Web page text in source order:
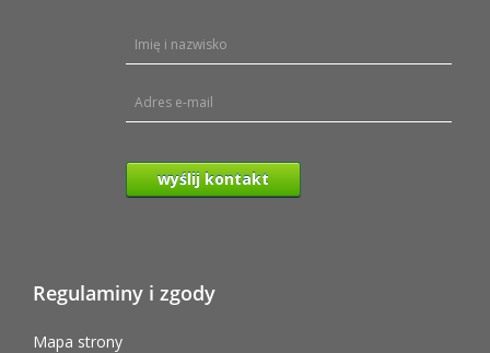
wyślij kontakt
Regulaminy i zgody
Mapa strony